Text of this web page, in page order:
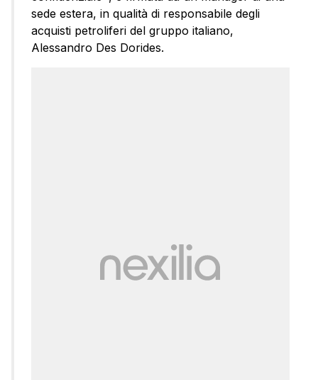
sede estera, in qualità di responsabile degli
acquisti petroliferi del gruppo italiano,
Alessandro Des Dorides.